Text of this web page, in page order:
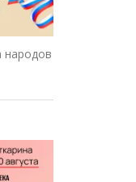
народов